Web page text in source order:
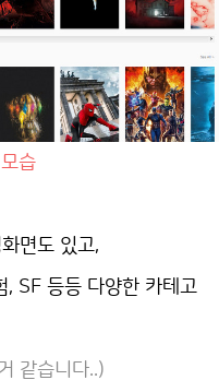
습
면도 있고,
, SF 등등 다양한 카테고
같습니다..)